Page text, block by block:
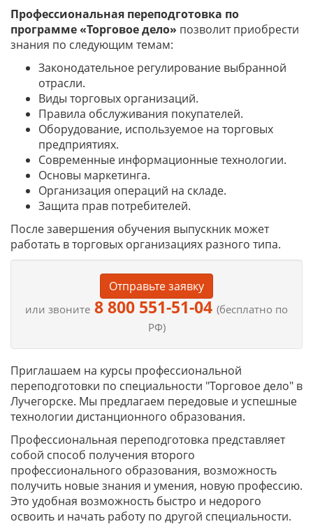
Профессиональная переподготовка по
программе «Торговое дело» позволит приобрести
знания по следующим темам:
Законодательное регулирование выбранной
отрасли.
Виды торговых организаций.
Правила обслуживания покупателей.
Оборудование, используемое на торговых
предприятиях.
Современные информационные технологии.
Основы маркетинга.
Организация операций на складе.
Защита прав потребителей.
После завершения обучения выпускник может
работать в торговых организациях разного типа.
Отправьте заявку
или звоните 8 800 551-51-04 (бесплатно по
РФ)
Приглашаем на курсы профессиональной
переподготовки по специальности "Торговое дело" в
Лучегорске. Мы предлагаем передовые и успешные
технологии дистанционного образования.
Профессиональная переподготовка представляет
собой способ получения второго
профессионального образования, возможность
получить новые знания и умения, новую профессию.
Это удобная возможность быстро и недорого
освоить и начать работу по другой специальности.